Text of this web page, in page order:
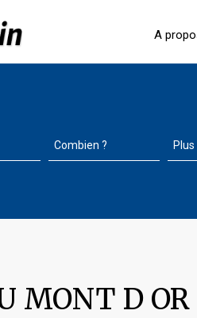
A
MONT D OR